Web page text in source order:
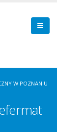
W POZNANIU